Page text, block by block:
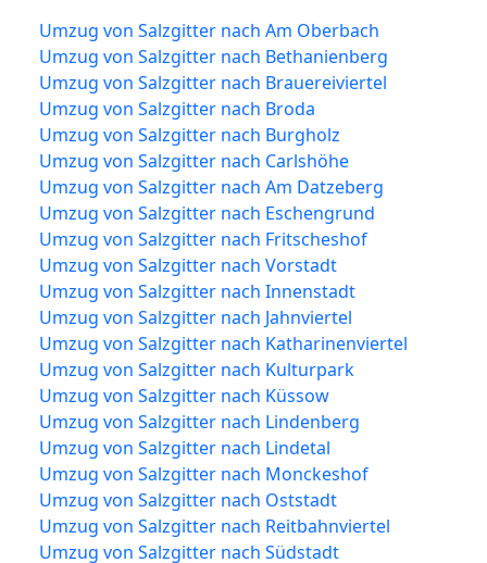
Umzug von Salzgitter nach Am Oberbach
Umzug von Salzgitter nach Bethanienberg
Umzug von Salzgitter nach Brauereiviertel
Umzug von Salzgitter nach Broda
Umzug von Salzgitter nach Burgholz
Umzug von Salzgitter nach Carlshöhe
Umzug von Salzgitter nach Am Datzeberg
Umzug von Salzgitter nach Eschengrund
Umzug von Salzgitter nach Fritscheshof
Umzug von Salzgitter nach Vorstadt
Umzug von Salzgitter nach Innenstadt
Umzug von Salzgitter nach Jahnviertel
Umzug von Salzgitter nach Katharinenviertel
Umzug von Salzgitter nach Kulturpark
Umzug von Salzgitter nach Küssow
Umzug von Salzgitter nach Lindenberg
Umzug von Salzgitter nach Lindetal
Umzug von Salzgitter nach Monckeshof
Umzug von Salzgitter nach Oststadt
Umzug von Salzgitter nach Reitbahnviertel
Umzug von Salzgitter nach Südstadt